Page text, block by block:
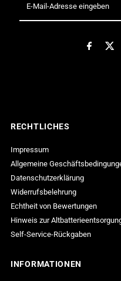
Mail-
Adresse
RECHTLICHES
Impressum
Allgemeine
Datenschutzerklärung
Widerrufsbelehrung
Echtheit von Bewertungen
Hinweis zur
Self-Service-Rückgaben
INFORMATIONEN